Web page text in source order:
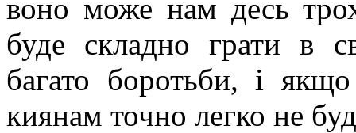
воно може нам десь
буде складно грати в
багато боротьби, і
киянам точно легко не